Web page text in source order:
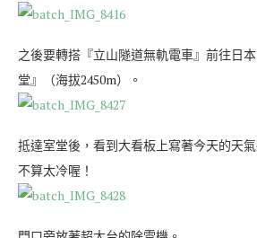
之後要轉搭『立山隧道無軌電車』前往日
堂』（海拔2450m）。
抵達室堂後，看到大看板上寫著今天的天
不算太冷喔！